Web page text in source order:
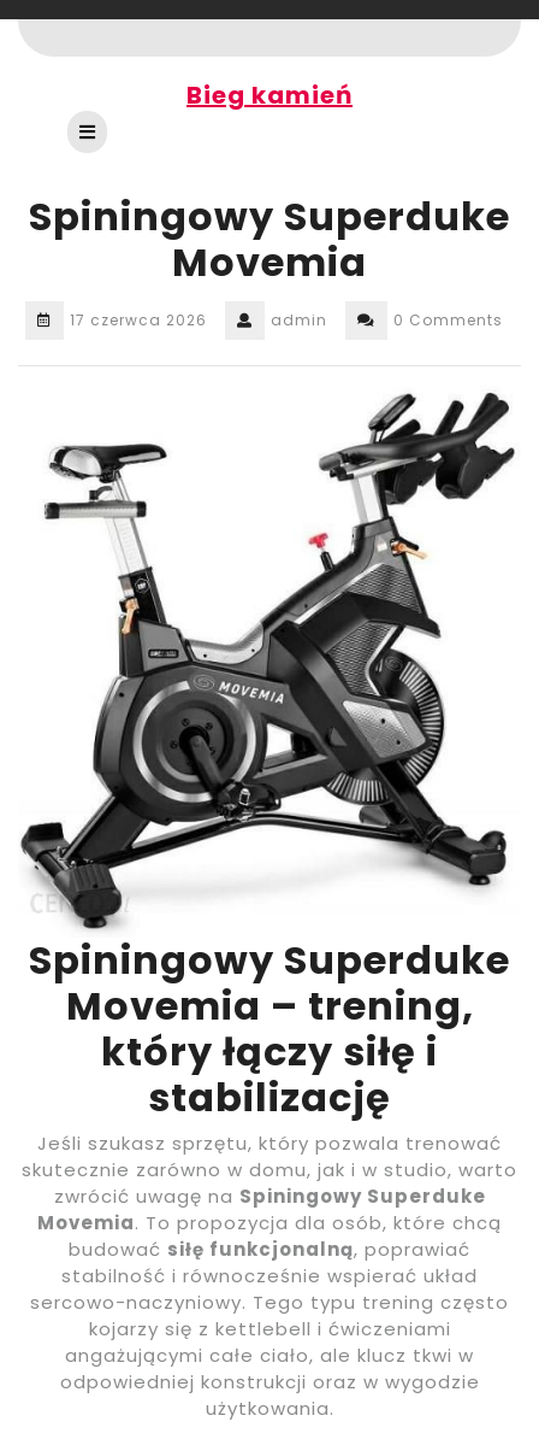
to
content
Bieg kamień
Open
Button
Spiningowy Superduke
Movemia
17 czerwca 2026 admin 0 Comments
Spiningowy Superduke
Movemia – trening,
który łączy siłę i
stabilizację
Jeśli szukasz sprzętu, który pozwala trenować
skutecznie zarówno w domu, jak i w studio, warto
zwrócić uwagę na Spiningowy Superduke
Movemia. To propozycja dla osób, które chcą
budować siłę funkcjonalną, poprawiać
stabilność i równocześnie wspierać układ
sercowo-naczyniowy. Tego typu trening często
kojarzy się z kettlebell i ćwiczeniami
angażującymi całe ciało, ale klucz tkwi w
odpowiedniej konstrukcji oraz w wygodzie
użytkowania.